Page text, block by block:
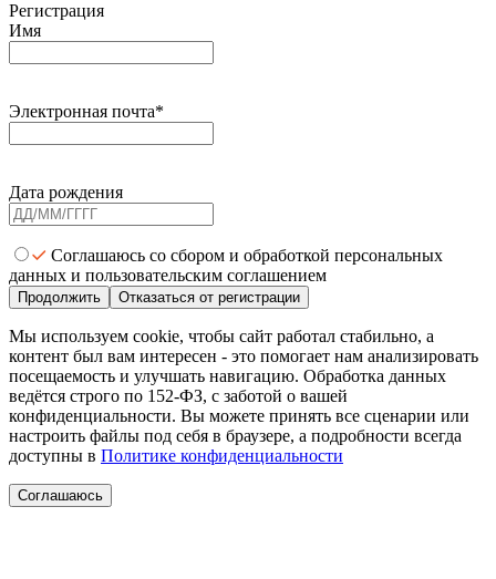
Регистрация
Имя
Электронная почта*
Дата рождения
Соглашаюсь со сбором и обработкой персональных
данных и пользовательским соглашением
Продолжить Отказаться от регистрации
Мы используем cookie, чтобы сайт работал стабильно, а
контент был вам интересен - это помогает нам анализировать
посещаемость и улучшать навигацию. Обработка данных
ведётся строго по 152-ФЗ, с заботой о вашей
конфиденциальности. Вы можете принять все сценарии или
настроить файлы под себя в браузере, а подробности всегда
доступны в Политике конфиденциальности
Соглашаюсь